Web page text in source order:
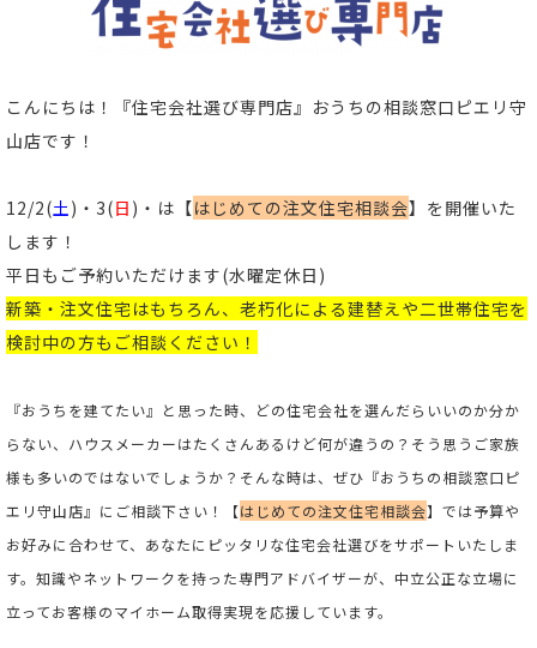
こんにちは！
『住宅会社選び専門店』おうちの相談窓口ピエリ守
山店です！
12/2(土 )・3(日 )・は【はじめての注文住宅相談会】 を開催いた
します！
平日もご予約いただけます(水曜定休日)
新築 ・ 注文住宅はもちろん、老朽化による建替えや二世帯住宅を
検討中の方もご相談ください ！
『おうちを建てたい』と思った時、どの住宅会社を選んだらいいのか分か
らない、ハウスメーカーはたくさんあるけど何が違うの？そう思うご家族
様も多いのではないでしょうか？そんな時は、ぜひ『おうちの相談窓口ピ
エリ守山店』にご相談下さい！【はじめての注文住宅相談会】では予算や
お好みに合わせて、あなたにピッタリな住宅会社選びをサポートいたしま
す。 知識やネットワークを持った専門アドバイザーが、中立公正な立場に
立ってお客様のマイホーム取得実現を応援しています。